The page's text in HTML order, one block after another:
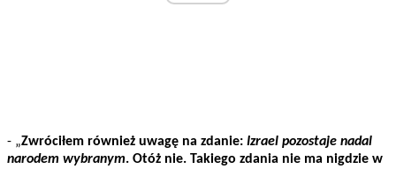
- „Zwróciłem również uwagę na zdanie: Izrael pozostaje nadal
narodem wybranym. Otóż nie. Takiego zdania nie ma nigdzie w